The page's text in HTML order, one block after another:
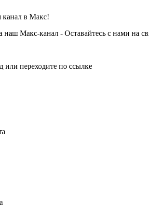
в Макс!
наш Макс-канал - Оставайтесь с нами на
или переходите по ссылке